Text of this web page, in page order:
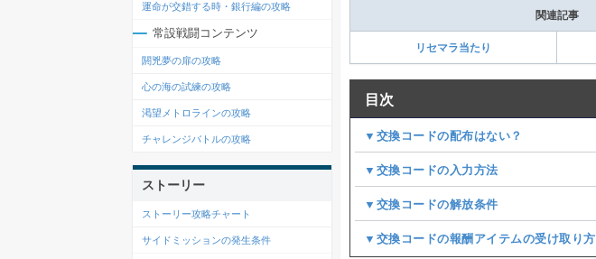
関連記事
リセマラ当たり
目次
▼交換コードの配布はない？
▼交換コードの入力方法
▼交換コードの解放条件
▼交換コードの報酬アイテムの受け取り方
運命が交錯する時・銀行編の攻略
常設戦闘コンテンツ
閼兇夢の扉の攻略
心の海の試練の攻略
渇望メトロラインの攻略
チャレンジバトルの攻略
ストーリー
ストーリー攻略チャート
サイドミッションの発生条件